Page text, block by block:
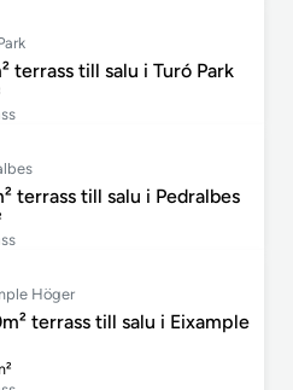
terrass till salu i Turó Park
terrass till salu i Pedralbes
Höger
terrass till salu i Eixample